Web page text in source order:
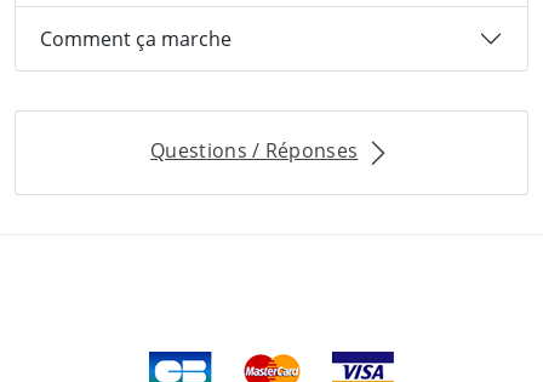
Comment ça marche
Questions / Réponses